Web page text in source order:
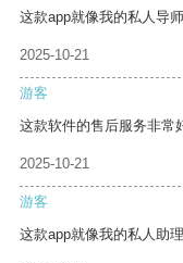
这款app就像我的私人导
2025-10-21
游客
这款软件的售后服务非常
2025-10-21
游客
这款app就像我的私人助